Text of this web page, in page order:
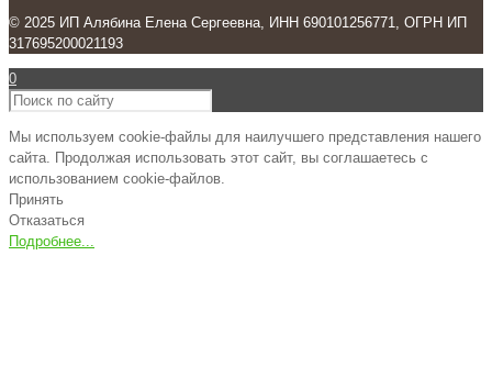
© 2025 ИП Алябина Елена Сергеевна, ИНН 690101256771, ОГРН ИП
317695200021193
0
Мы используем cookie-файлы для наилучшего представления нашего
сайта. Продолжая использовать этот сайт, вы соглашаетесь с
использованием cookie-файлов.
Принять
Отказаться
Подробнее...